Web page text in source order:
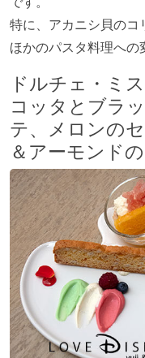
特に、アカニシ貝のコ
ほかのパスタ料理への
ドルチェ・ミ
コッタとブラ
テ、メロンの
＆アーモンド